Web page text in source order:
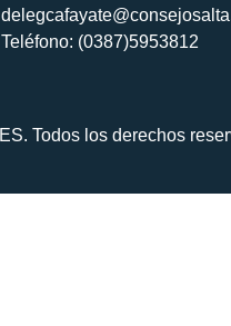
Teléfono: (0387)5953812
Todos los derechos